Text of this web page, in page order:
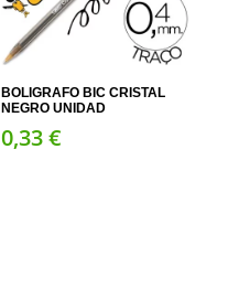
BOLIGRAFO BIC CRISTAL
NEGRO UNIDAD
0,33€